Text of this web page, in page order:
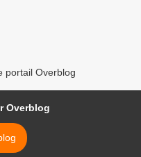
portail Overblog
Overblog